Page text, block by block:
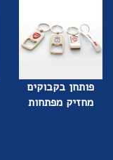
פותחן בקבוקים
מחזיק מפתחות